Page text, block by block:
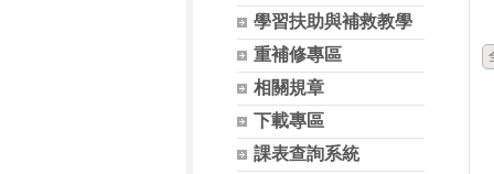
學習扶助與補救教學
重補修專區
相關規章
下載專區
課表查詢系統